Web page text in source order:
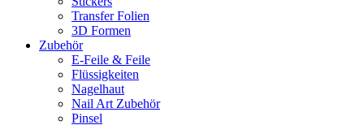
Transfer Folien
3D Formen
Zubehör
E-Feile & Feile
Flüssigkeiten
Nagelhaut
Nail Art Zubehör
Pinsel